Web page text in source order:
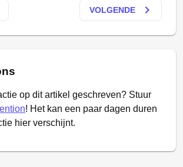
VOLGENDE keyboard_arrow_right
op dit artikel geschreven? Stuur
! Het kan een paar dagen duren
hier verschijnt.